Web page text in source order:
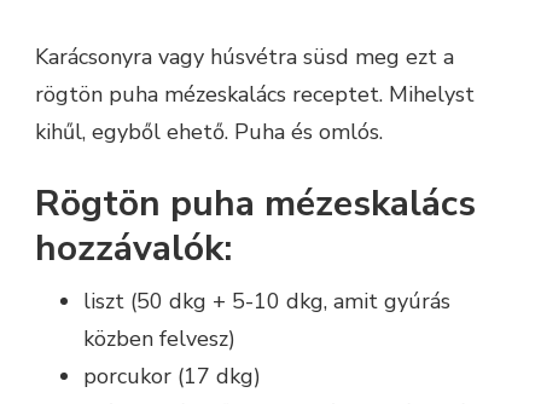
Karácsonyra vagy húsvétra süsd meg ezt a
rögtön puha mézeskalács receptet. Mihelyst
kihűl, egyből ehető. Puha és omlós.
Rögtön puha mézeskalács
hozzávalók:
liszt (50 dkg + 5-10 dkg, amit gyúrás
közben felvesz)
porcukor (17 dkg)